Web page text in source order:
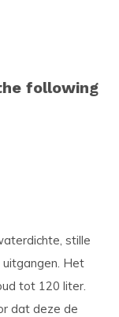
following
stille
Het
tot 120 liter.
dat deze de